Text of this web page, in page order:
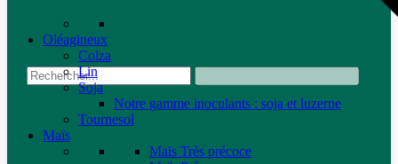
Oléagineux
Colza
Lin
Soja
Notre gamme inoculants : soja et luzerne
Tournesol
Maïs
Maïs Très précoce